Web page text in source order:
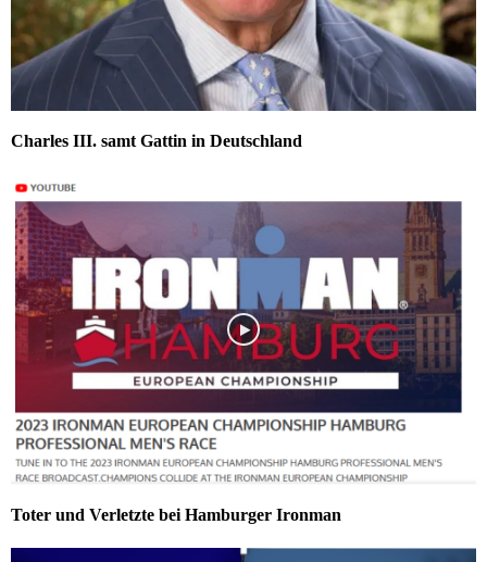
Charles III. samt Gattin in Deutschland
Toter und Verletzte bei Hamburger Ironman